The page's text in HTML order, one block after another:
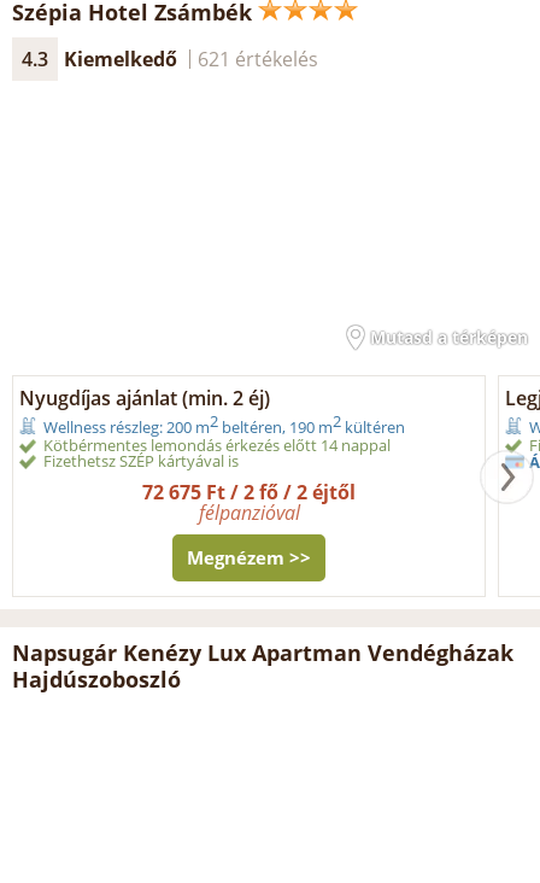
Szépia Hotel Zsámbék
4.3 Kiemelkedő 621 értékelés
Mutasd a térképen
Nyugdíjas ajánlat (min. 2 éj)
Wellness részleg: 200 m2 beltéren, 190 m2 kültéren
Kötbérmentes lemondás érkezés előtt 14 nappal
Fizethetsz SZÉP kártyával is
72 675 Ft / 2 fő / 2 éjtől
félpanzióval
Megnézem >>
Napsugár Kenézy Lux Apartman Vendégházak
Hajdúszoboszló